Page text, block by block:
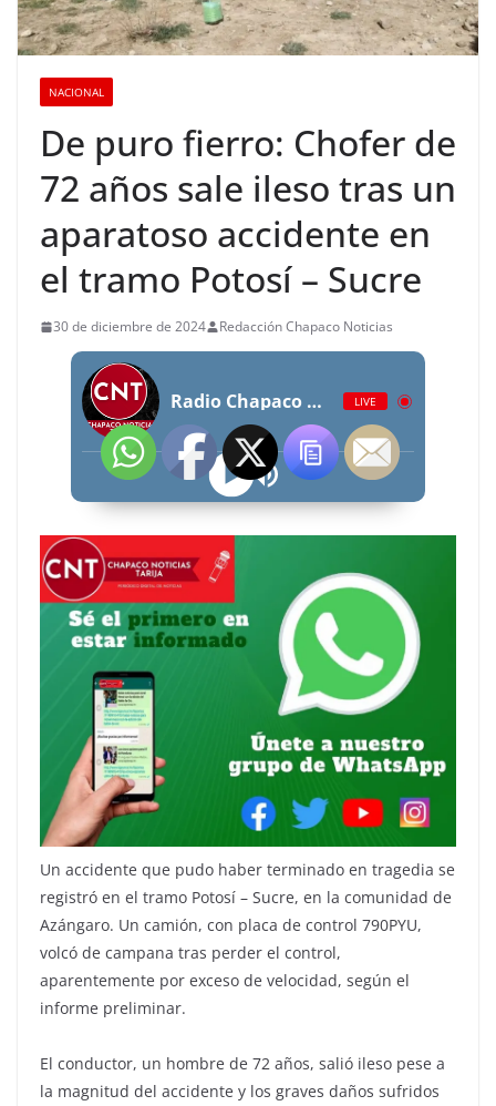
NACIONAL
De puro fierro: Chofer de
72 años sale ileso tras un
aparatoso accidente en
el tramo Potosí – Sucre
30 de diciembre de 2024 Redacción Chapaco Noticias
Radio Chapaco Noticias Las 24 horas en vivo LIVE
Un accidente que pudo haber terminado en tragedia se
registró en el tramo Potosí – Sucre, en la comunidad de
Azángaro. Un camión, con placa de control 790PYU,
volcó de campana tras perder el control,
aparentemente por exceso de velocidad, según el
informe preliminar.
El conductor, un hombre de 72 años, salió ileso pese a
la magnitud del accidente y los graves daños sufridos